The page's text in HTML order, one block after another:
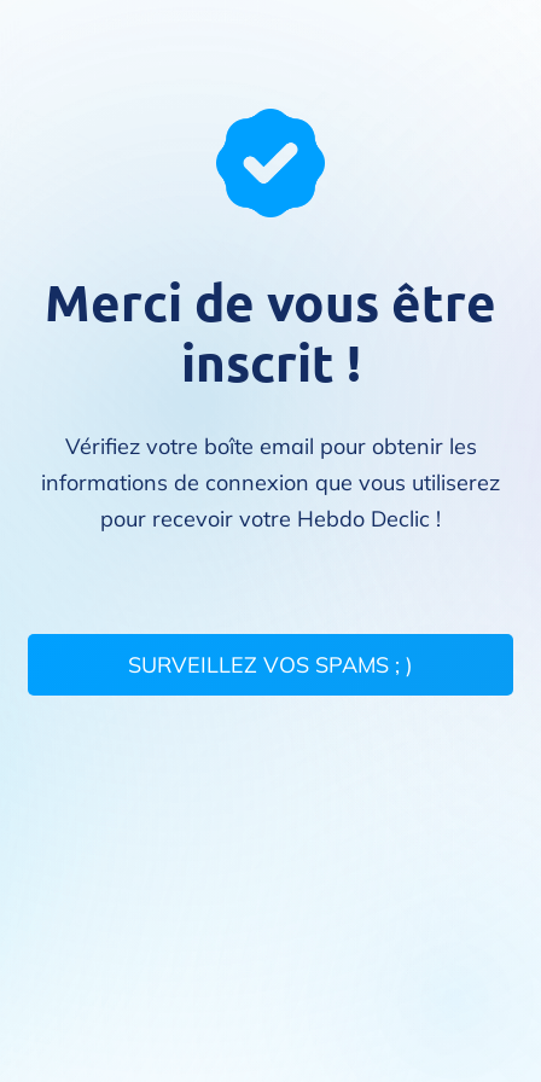
Merci de vous être
inscrit !
Vérifiez votre boîte email pour obtenir les
informations de connexion que vous utiliserez
pour recevoir votre Hebdo Declic !
SURVEILLEZ VOS SPAMS ; )